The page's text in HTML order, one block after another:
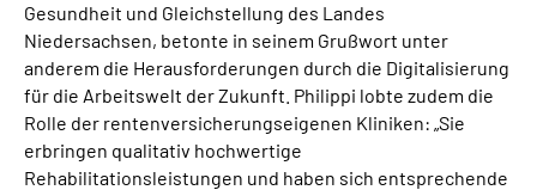
Gesundheit und Gleichstellung des Landes
Niedersachsen, betonte in seinem Grußwort unter
anderem die Herausforderungen durch die Digitalisierung
für die Arbeitswelt der Zukunft. Philippi lobte zudem die
Rolle der rentenversicherungseigenen Kliniken: „Sie
erbringen qualitativ hochwertige
Rehabilitationsleistungen und haben sich entsprechende